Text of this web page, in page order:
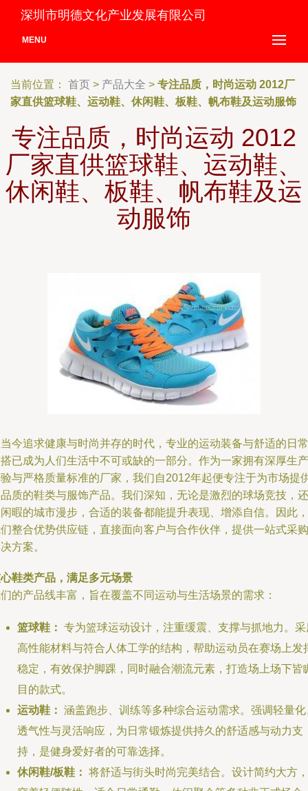
深圳市明德文化产业发展有限公司
MENU
当前位置： 首页 > 产品大全 > 专注品质，时尚运动 2012厂
家直供篮球鞋、运动鞋、休闲鞋、板鞋、帆布鞋及运动服饰
专注品质，时尚运动 2012
厂家直供篮球鞋、运动鞋、
休闲鞋、板鞋、帆布鞋及运
动服饰
今追求健康与时尚并存的时代，专业的运动装备与舒适的日常
已成为人们生活中不可或缺的一部分。作为一家拥有深厚生产
与严格质量标准的厂家，我们自2012年起便专注于为市场提
质的鞋类与服饰产品。我们深知，无论是激烈的球场竞技，还
暇的城市漫步，合适的装备都能提升表现、增添自信。因此，
整合优势供应链，直接面向客户与合作伙伴，提供一站式采购
方案。
鞋类产品，满足多元场景
的产品线丰富，旨在覆盖不同运动与生活场景的需求：
篮球鞋： 专为篮球运动设计，注重缓震、支撑与抓地力。采
高性能材料与符合人体工学的结构，帮助运动员在赛场上发
稳定，有效保护脚踝，同时融合潮流元素，打造场上场下皆
目的款式。
运动鞋： 涵盖跑步、训练等多种综合运动需求。强调轻量化
透气性与灵活响应，为日常锻炼提供持久的舒适感与动力支
持，是健身爱好者的可靠选择。
休闲鞋/板鞋： 将舒适与街头时尚完美结合。设计简约大方，